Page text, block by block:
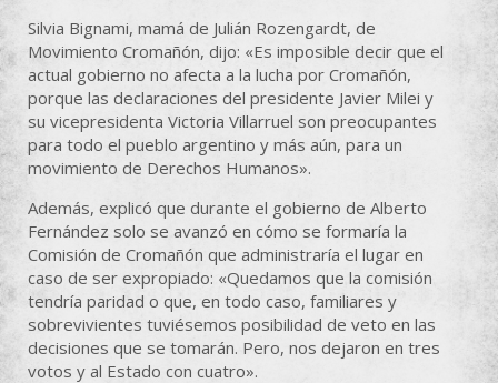
Silvia Bignami, mamá de Julián Rozengardt, de
Movimiento Cromañón, dijo: «Es imposible decir que el
actual gobierno no afecta a la lucha por Cromañón,
porque las declaraciones del presidente Javier Milei y
su vicepresidenta Victoria Villarruel son preocupantes
para todo el pueblo argentino y más aún, para un
movimiento de Derechos Humanos».
Además, explicó que durante el gobierno de Alberto
Fernández solo se avanzó en cómo se formaría la
Comisión de Cromañón que administraría el lugar en
caso de ser expropiado: «Quedamos que la comisión
tendría paridad o que, en todo caso, familiares y
sobrevivientes tuviésemos posibilidad de veto en las
decisiones que se tomarán. Pero, nos dejaron en tres
votos y al Estado con cuatro».